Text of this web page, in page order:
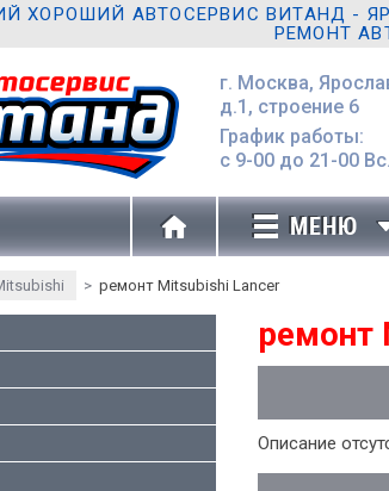
ХОРОШИЙ АВТОСЕРВИС ВИТАНД -
РЕМОНТ
г. Москва,
д.1, строение 6
График работы:
с 9-00 до 21-00
МЕНЮ
> ремонт Mitsubishi Lancer
ремонт
Описание